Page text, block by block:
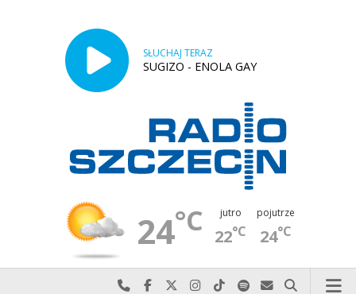
SŁUCHAJ TERAZ
SUGIZO - ENOLA GAY
24°C jutro
22°C
pojutrze
24°C
Najlepiej po prostu do nas zadzwoń
Odwiedź nas na Facebook-u
Odwiedź nas na X
Odwiedź nas na Instagram-ie
Odwiedź nas na TikTok-u
Szukaj nas na Spotify
Wyślij do nas
Szukaj